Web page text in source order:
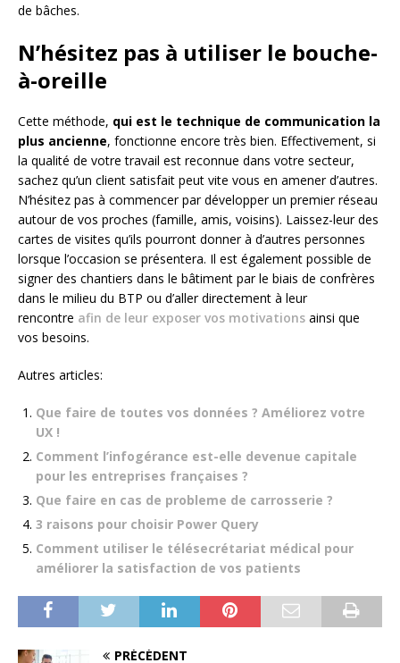
de bâches.
N’hésitez pas à utiliser le bouche-
à-oreille
Cette méthode, qui est le technique de communication la
plus ancienne, fonctionne encore très bien. Effectivement, si
la qualité de votre travail est reconnue dans votre secteur,
sachez qu’un client satisfait peut vite vous en amener d’autres.
N’hésitez pas à commencer par développer un premier réseau
autour de vos proches (famille, amis, voisins). Laissez-leur des
cartes de visites qu’ils pourront donner à d’autres personnes
lorsque l’occasion se présentera. Il est également possible de
signer des chantiers dans le bâtiment par le biais de confrères
dans le milieu du BTP ou d’aller directement à leur
rencontre afin de leur exposer vos motivations ainsi que
vos besoins.
Autres articles:
Que faire de toutes vos données ? Améliorez votre
UX !
Comment l’infogérance est-elle devenue capitale
pour les entreprises françaises ?
Que faire en cas de probleme de carrosserie ?
3 raisons pour choisir Power Query
Comment utiliser le télésecrétariat médical pour
améliorer la satisfaction de vos patients
PRÉCÉDENT